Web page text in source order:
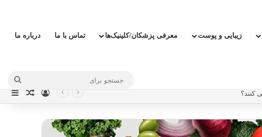
زیبایی و پوست معرفی پزشکان/کلینیک‌ها تماس با ما درباره ما
برای
ورودنوشته